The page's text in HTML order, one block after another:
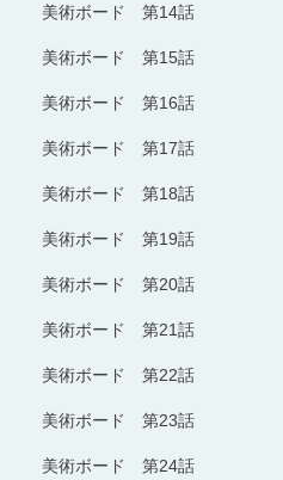
美術ボード 第14話
美術ボード 第15話
美術ボード 第16話
美術ボード 第17話
美術ボード 第18話
美術ボード 第19話
美術ボード 第20話
美術ボード 第21話
美術ボード 第22話
美術ボード 第23話
美術ボード 第24話